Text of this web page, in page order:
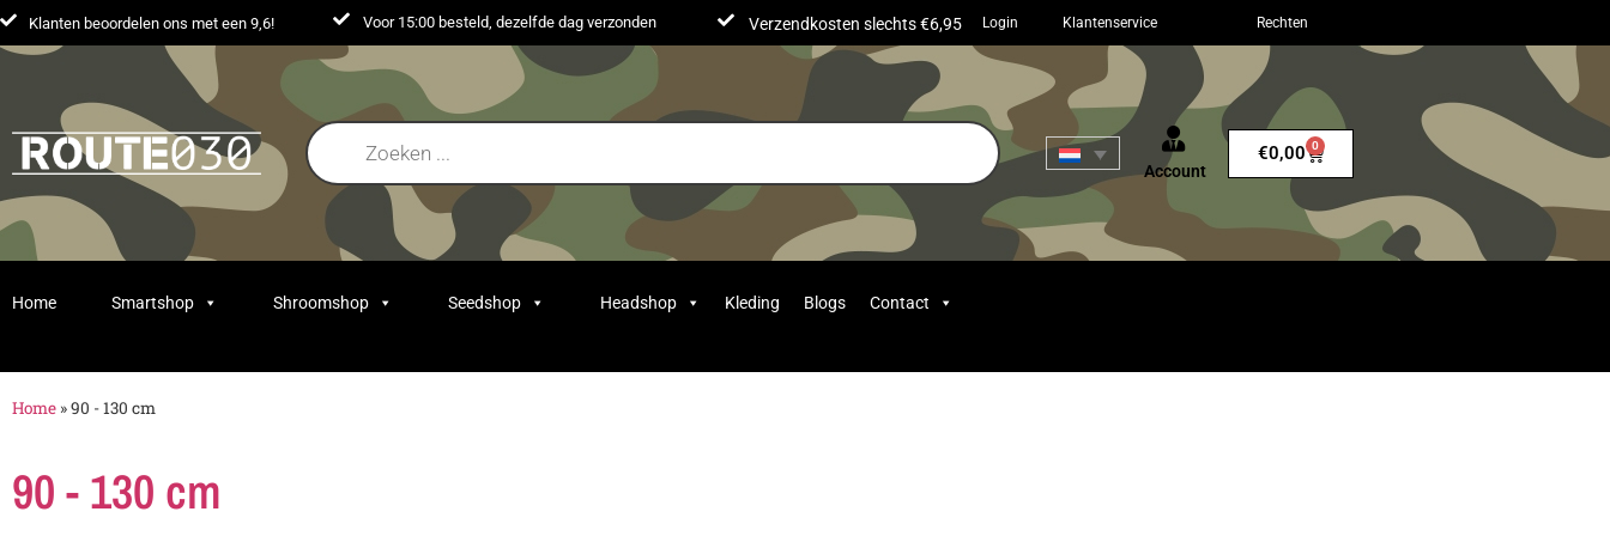
Klanten beoordelen ons met een 9,6! Voor 15:00 besteld, dezelfde dag verzonden Verzendkosten slechts €6,95 Login Klantenservice Rechten
Account
€0,00 0
Home Smartshop Shroomshop Seedshop Headshop Kleding Blogs Contact
Home »90 - 130 cm
90 - 130 cm